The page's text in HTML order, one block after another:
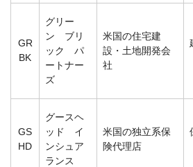
GR
BK
グリー
ン ブリ
ック パ
ートナー
ズ
米国の住宅建
設・土地開発会
社
GS
HD
グースヘ
ッド イ
ンシュア
ランス
米国の独立系保
険代理店